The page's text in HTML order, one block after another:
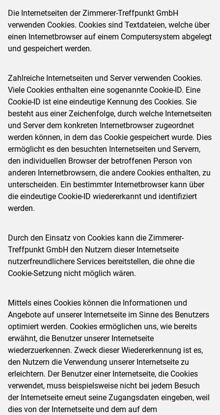
Die Internetseiten der Zimmerer-Treffpunkt GmbH
verwenden Cookies. Cookies sind Textdateien, welche über
einen Internetbrowser auf einem Computersystem abgelegt
und gespeichert werden.
Zahlreiche Internetseiten und Server verwenden Cookies.
Viele Cookies enthalten eine sogenannte Cookie-ID. Eine
Cookie-ID ist eine eindeutige Kennung des Cookies. Sie
besteht aus einer Zeichenfolge, durch welche Internetseiten
und Server dem konkreten Internetbrowser zugeordnet
werden können, in dem das Cookie gespeichert wurde. Dies
ermöglicht es den besuchten Internetseiten und Servern,
den individuellen Browser der betroffenen Person von
anderen Internetbrowsern, die andere Cookies enthalten, zu
unterscheiden. Ein bestimmter Internetbrowser kann über
die eindeutige Cookie-ID wiedererkannt und identifiziert
werden.
Durch den Einsatz von Cookies kann die Zimmerer-
Treffpunkt GmbH den Nutzern dieser Internetseite
nutzerfreundlichere Services bereitstellen, die ohne die
Cookie-Setzung nicht möglich wären.
Mittels eines Cookies können die Informationen und
Angebote auf unserer Internetseite im Sinne des Benutzers
optimiert werden. Cookies ermöglichen uns, wie bereits
erwähnt, die Benutzer unserer Internetseite
wiederzuerkennen. Zweck dieser Wiedererkennung ist es,
den Nutzern die Verwendung unserer Internetseite zu
erleichtern. Der Benutzer einer Internetseite, die Cookies
verwendet, muss beispielsweise nicht bei jedem Besuch
der Internetseite erneut seine Zugangsdaten eingeben, weil
dies von der Internetseite und dem auf dem